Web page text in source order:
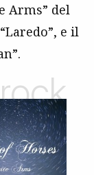
Arms” del
e il